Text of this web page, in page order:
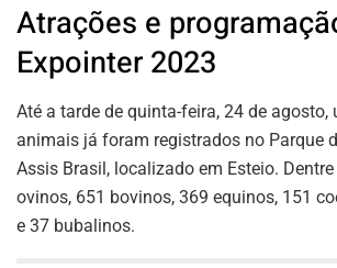
Atrações e
Expointer 2023
Até a tarde de quinta-feira, 24 de agosto,
animais já foram registrados no Parque
Assis Brasil, localizado em Esteio. Dentre
ovinos, 651 bovinos, 369 equinos, 151
e 37 bubalinos.